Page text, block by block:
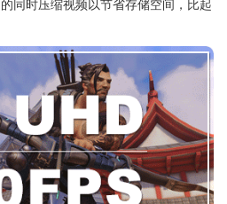
同时压缩视频以节省存储空间，比起